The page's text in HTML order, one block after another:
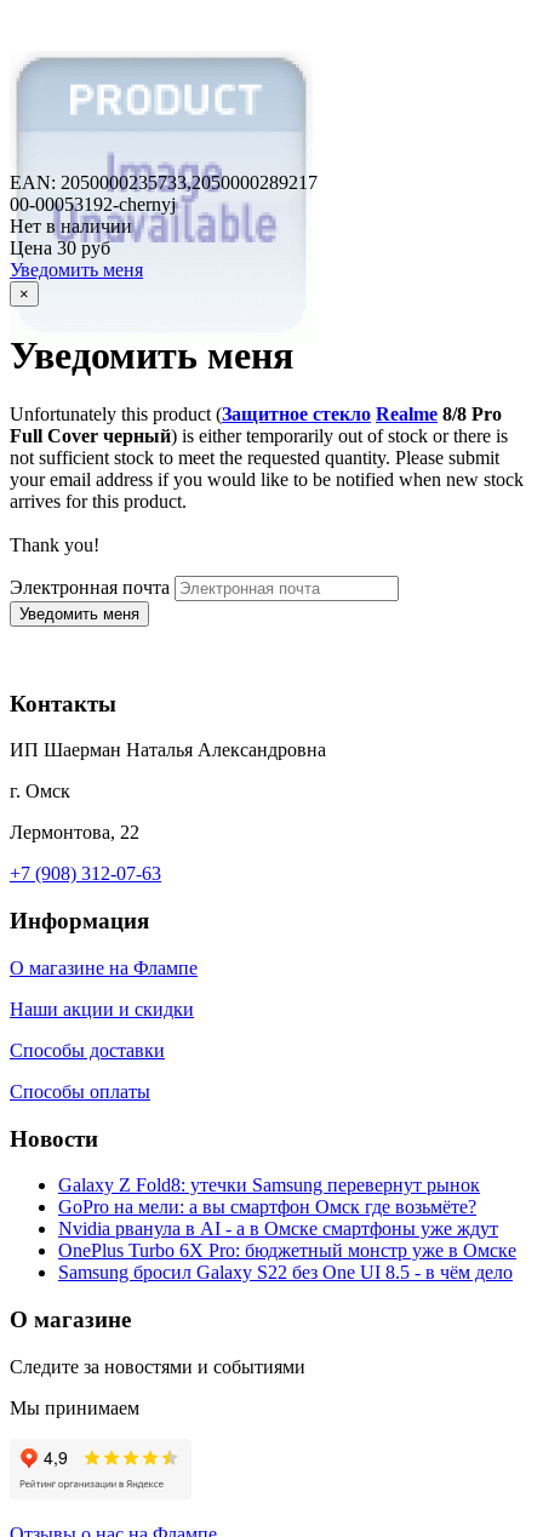
EAN: 2050000235733,2050000289217
00-00053192-chernyj
Нет в наличии
Цена 30 руб
Уведомить меня
×
Уведомить меня
Unfortunately this product (Защитное стекло Realme 8/8 Pro
Full Cover черный) is either temporarily out of stock or there is
not sufficient stock to meet the requested quantity. Please submit
your email address if you would like to be notified when new stock
arrives for this product.
Thank you!
Электронная почта
Контакты
ИП Шаерман Наталья Александровна
г. Омск
Лермонтова, 22
+7 (908) 312-07-63
Информация
О магазине на Флампе
Наши акции и скидки
Способы доставки
Способы оплаты
Новости
Galaxy Z Fold8: утечки Samsung перевернут рынок
GoPro на мели: а вы смартфон Омск где возьмёте?
Nvidia рванула в AI - а в Омске смартфоны уже ждут
OnePlus Turbo 6X Pro: бюджетный монстр уже в Омске
Samsung бросил Galaxy S22 без One UI 8.5 - в чём дело
О магазине
Следите за новостями и событиями
Мы принимаем